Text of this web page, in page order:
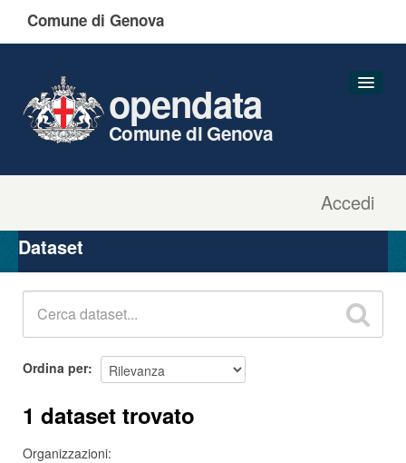
Comune di Genova
Accedi
opendata
Comune di Genova
Organizzazioni
Gruppi
Dataset
Ordina per
1 dataset trovato
Organizzazioni: